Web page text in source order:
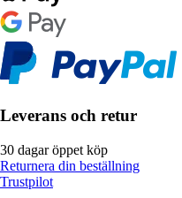
Leverans och retur
30 dagar öppet köp
Returnera din beställning
Trustpilot